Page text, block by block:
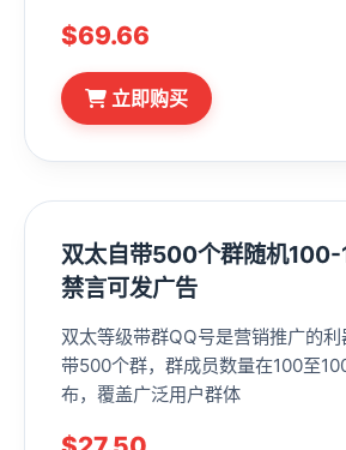
$69.66
立即购买
双太自带500个群随机
禁言可发广告
双太等级带群QQ号是营销推广的
带500个群，群成员数量在100至
布，覆盖广泛用户群体